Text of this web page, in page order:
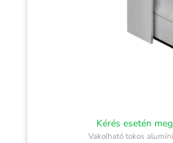
Kérés esetén
Vakolható tokos